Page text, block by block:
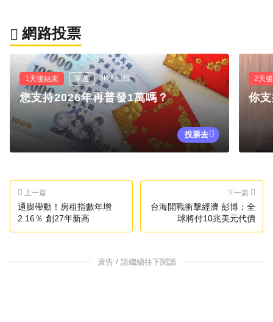
網路投票
1天後結束 單選 3K人已投
您支持2026年再普發1萬嗎？
投票去
2天
你
上一篇
通膨帶動！房租指數年增
2.16％ 創27年新高
下一篇
台海開戰衝擊經濟 彭博：全
球將付10兆美元代價
廣告 / 請繼續往下閱讀